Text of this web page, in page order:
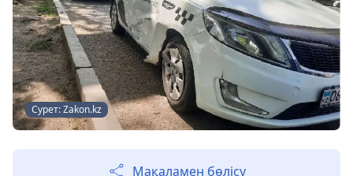
Сурет: Zakon.kz
Мақаламен бөлісу